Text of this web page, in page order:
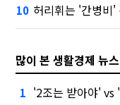
10 허리휘는 '간병비
많이 본 생활경제 뉴스
1 '2조는 받아야'